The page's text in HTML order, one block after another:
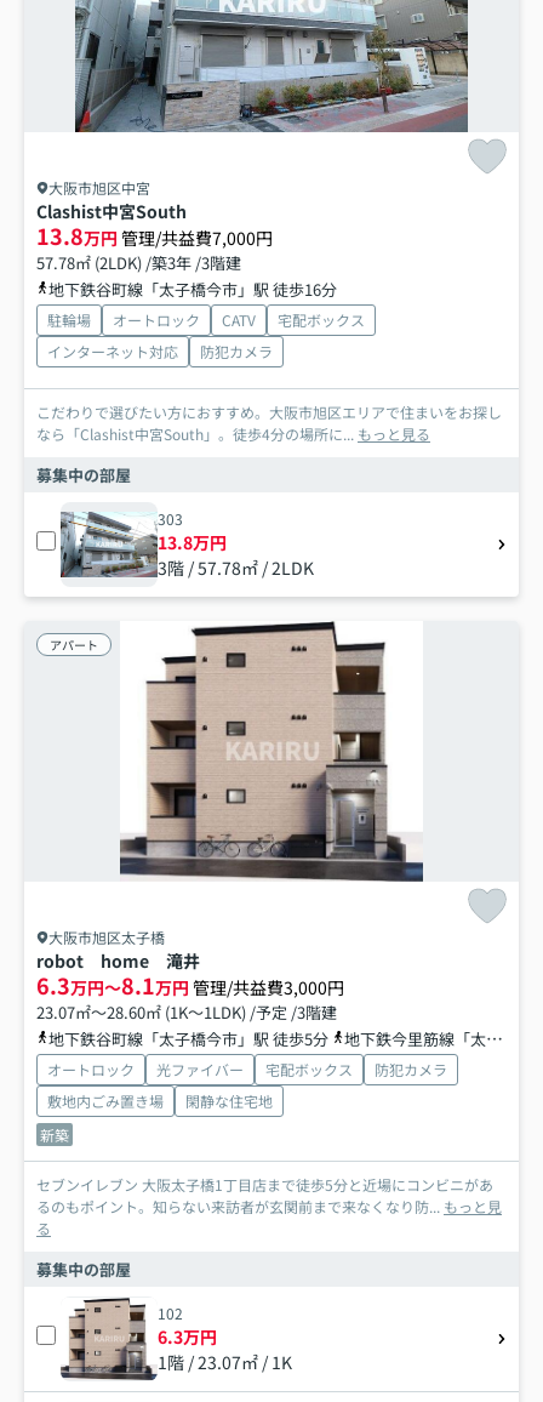
大阪市旭区中宮
Clashist中宮South
13.8万円 管理/共益費7,000円
57.78㎡ (2LDK) /築3年 /3階建
地下鉄谷町線「太子橋今市」駅 徒歩16分
駐輪場 オートロック CATV
宅配ボックス
インターネット対応
防犯カメラ
こだわりで選びたい方におすすめ。大阪市旭区エリアで住まいをお探し
なら「Clashist中宮South」。徒歩4分の場所に... もっと見る
募集中の部屋
303
13.8万円
3階 / 57.78㎡ / 2LDK
アパート
大阪市旭区太子橋
robot home 滝井
6.3万円～8.1万円 管理/共益費3,000円
23.07㎡～28.60㎡ (1K～1LDK) /予定 /3階建
地下鉄谷町線「太子橋今市」駅 徒歩5分
地下鉄今里筋線「太子橋今市」駅 徒歩5分
オートロック 光ファイバー 宅配ボックス
防犯カメラ
敷地内ごみ置き場
閑静な住宅地
新築
セブンイレブン 大阪太子橋1丁目店まで徒歩5分と近場にコンビニがあ
るのもポイント。知らない来訪者が玄関前まで来なくなり防... もっと見
る
募集中の部屋
102
6.3万円
1階 / 23.07㎡ / 1K